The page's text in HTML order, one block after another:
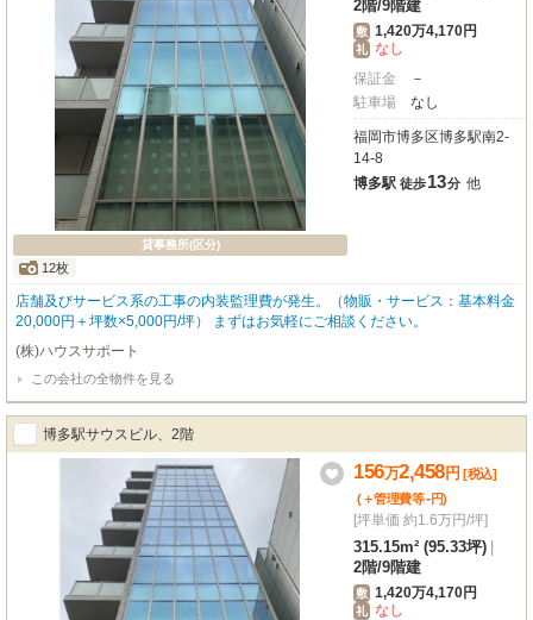
貸事務所(区分)
12枚
2階/9階建
敷 1,420万4,170円
礼 なし
保証金
－
駐車場
なし
福岡市博多区博多駅南2-
14-8
博多駅 徒歩13分 他
店舗及びサービス系の工事の内装監理費が発生。（物販・サービス：基本料金
20,000円＋坪数×5,000円/坪） まずはお気軽にご相談ください。
(株)ハウスサポート
この会社の全物件を見る
博多駅サウスビル、2階
156万2,458円 [税込]
(＋管理費等-円)
[坪単価 約1.6万円/坪]
315.15m² (95.33坪)
2階/9階建
敷 1,420万4,170円
礼 なし